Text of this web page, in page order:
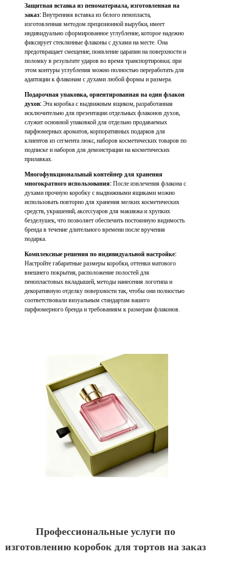
Защитная вставка из пеноматериала, изготовленная на
заказ:Внутренняя вставка из белого пенопласта,
изготовленная методом прецизионной вырубки, имеет
индивидуально сформированное углубление, которое надежно
фиксирует стеклянные флаконы с духами на месте. Она
предотвращает смещение, появление царапин на поверхности и
поломку в результате ударов во время транспортировки; при
этом контуры углубления можно полностью переработать для
адаптации к флаконам с духами любой формы и размера.
Подарочная упаковка, ориентированная на один флакон
духов:Эта коробка с выдвижным ящиком, разработанная
исключительно для презентации отдельных флаконов духов,
служит основной упаковкой для отдельно продаваемых
парфюмерных ароматов, корпоративных подарков для
клиентов из сегмента люкс, наборов косметических товаров по
подписке и наборов для демонстрации на косметических
прилавках.
Многофункциональный контейнер для хранения
многократного использования:После извлечения флакона с
духами прочную коробку с выдвижными ящиками можно
использовать повторно для хранения мелких косметических
средств, украшений, аксессуаров для макияжа и хрупких
безделушек, что позволяет обеспечить постоянную видимость
бренда в течение длительного времени после вручения
подарка.
Комплексные решения по индивидуальной настройке:
Настройте габаритные размеры коробки, оттенки матового
внешнего покрытия, расположение полостей для
пенопластовых вкладышей, методы нанесения логотипа и
декоративную отделку поверхности так, чтобы они полностью
соответствовали визуальным стандартам вашего
парфюмерного бренда и требованиям к размерам флаконов.
Профессиональные услуги по
изготовлению коробок для тортов на заказ